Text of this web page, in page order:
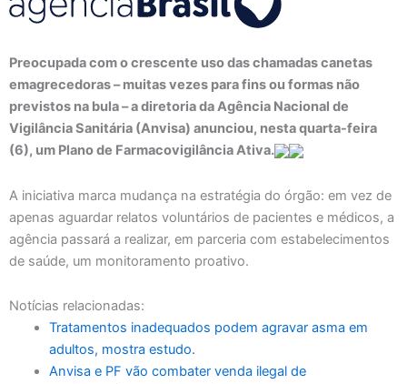
Preocupada com o crescente uso das chamadas canetas
emagrecedoras – muitas vezes para fins ou formas não
previstos na bula – a diretoria da Agência Nacional de
Vigilância Sanitária (Anvisa) anunciou, nesta quarta-feira
(6), um Plano de Farmacovigilância Ativa.
A iniciativa marca mudança na estratégia do órgão: em vez de
apenas aguardar relatos voluntários de pacientes e médicos, a
agência passará a realizar, em parceria com estabelecimentos
de saúde, um monitoramento proativo.
Notícias relacionadas:
Tratamentos inadequados podem agravar asma em
adultos, mostra estudo.
Anvisa e PF vão combater venda ilegal de